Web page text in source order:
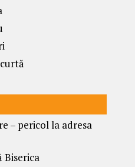
– pericol la adresa
Biserica